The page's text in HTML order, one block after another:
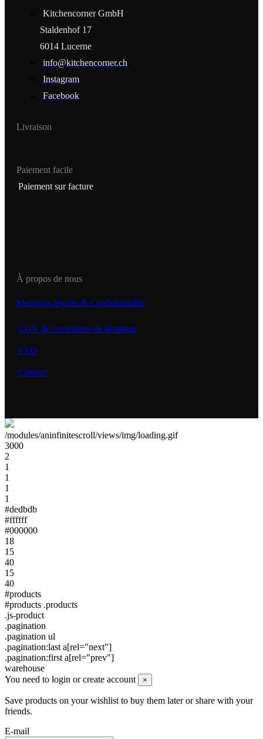
Kitchencorner GmbH
Staldenhof 17
6014 Lucerne
info@kitchencorner.ch
Instagram
Facebook
Livraison
Paiement facile
Paiement sur facture
À propos de nous
Mentions légales & Confidentialité
CGV & Conditions de livraison
FAQ
Contact
/modules/aninfinitescroll/views/img/loading.gif
3000
2
1
1
1
1
#dedbdb
#ffffff
#000000
18
15
40
15
40
#products
#products .products
.js-product
.pagination
.pagination ul
.pagination:last a[rel="next"]
.pagination:first a[rel="prev"]
warehouse
You need to login or create account
×
Save products on your wishlist to buy them later or share with your
friends.
E-mail